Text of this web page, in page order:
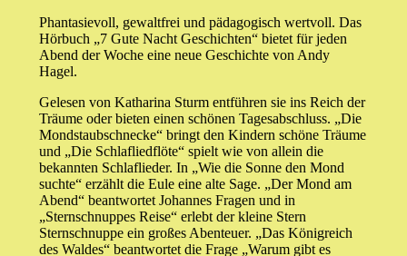
Phantasievoll, gewaltfrei und pädagogisch wertvoll. Das
Hörbuch „7 Gute Nacht Geschichten“ bietet für jeden
Abend der Woche eine neue Geschichte von Andy
Hagel.
Gelesen von Katharina Sturm entführen sie ins Reich der
Träume oder bieten einen schönen Tagesabschluss. „Die
Mondstaubschnecke“ bringt den Kindern schöne Träume
und „Die Schlafliedflöte“ spielt wie von allein die
bekannten Schlaflieder. In „Wie die Sonne den Mond
suchte“ erzählt die Eule eine alte Sage. „Der Mond am
Abend“ beantwortet Johannes Fragen und in
„Sternschnuppes Reise“ erlebt der kleine Stern
Sternschnuppe ein großes Abenteuer. „Das Königreich
des Waldes“ beantwortet die Frage „Warum gibt es